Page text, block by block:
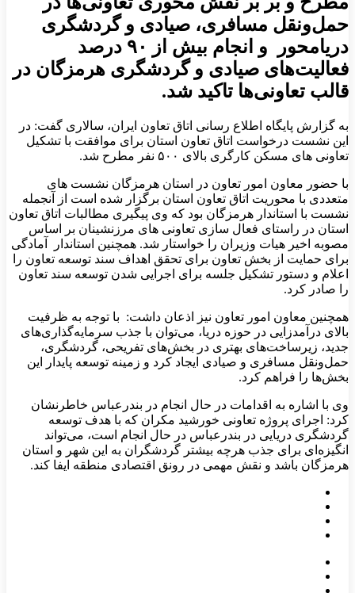
حمل‌ونقل مسافری، صیادی و گردشگری
دریامحور و انجام بیش از ۹۰ درصد
فعالیت‌های صیادی و گردشگری هرمزگان در
قالب تعاونی‌ها تاکید شد.
به گزارش پایگاه اطلاع رسانی اتاق تعاون ایران، سالاری گفت: در
این نشست درخواست اتاق تعاون استان برای موافقت با تشکیل
تعاونی های مسکن کارگری بالای ۵۰۰ نفر مطرح شد.
با حضور معاون امور تعاون در استان هرمزگان نشست های
متعددی با محوریت اتاق تعاون استان برگزار شده است از آنجمله
نشست با استاندار هرمزگان بود که وی پیگیری مطالبات اتاق تعاون
استان در راستای فعال سازی تعاونی های مرزنشینان بر اساس
مصوبه اخیر هیات وزیران را خواستار شد. همچنین استاندار آمادگی
برای حمایت از بخش تعاون برای تحقق اهداف سند توسعه تعاون را
اعلام و دستور تشکیل جلسه برای اجرایی شدن توسعه سند تعاون
را صادر کرد.
همچنین معاون امور تعاون نیز اذعان داشت: با توجه به ظرفیت
بالای درآمدزایی در حوزه دریا، می‌توان با جذب سرمایه‌گذاری‌های
جدید، زیرساخت‌های بهتری در بخش‌های تفریحی، گردشگری،
حمل‌ونقل مسافری و صیادی ایجاد کرد و زمینه توسعه پایدار این
بخش‌ها را فراهم کرد.
وی با اشاره به اقدامات در حال انجام در بندرعباس خاطرنشان
کرد: اجرای پروژه تعاونی خورشید مکران که با هدف توسعه
گردشگری دریایی در بندرعباس در حال انجام است، می‌تواند
انگیزه‌ای برای جذب هرچه بیشتر گردشگران به این شهر و استان
هرمزگان باشد و نقش مهمی در رونق اقتصادی منطقه ایفا کند.